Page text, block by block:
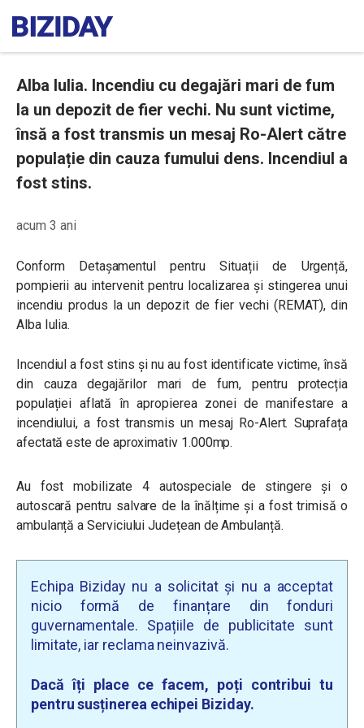
Alba Iulia. Incendiu cu degajări mari de fum
la un depozit de fier vechi. Nu sunt victime,
însă a fost transmis un mesaj Ro-Alert către
populație din cauza fumului dens. Incendiul a
fost stins.
acum 3 ani
Conform Detașamentul pentru Situații de Urgență,
pompierii au intervenit pentru localizarea și stingerea unui
incendiu produs la un depozit de fier vechi (REMAT), din
Alba Iulia.
Incendiul a fost stins și nu au fost identificate victime, însă
din cauza degajărilor mari de fum, pentru protecția
populației aflată în apropierea zonei de manifestare a
incendiului, a fost transmis un mesaj Ro-Alert. Suprafața
afectată este de aproximativ 1.000mp.
Au fost mobilizate 4 autospeciale de stingere și o
autoscară pentru salvare de la înălțime și a fost trimisă o
ambulanță a Serviciului Județean de Ambulanță.
Echipa Biziday nu a solicitat și nu a acceptat
nicio formă de finanțare din fonduri
guvernamentale. Spațiile de publicitate sunt
limitate, iar reclama neinvazivă.
Dacă îți place ce facem, poți contribui tu
pentru susținerea echipei Biziday.